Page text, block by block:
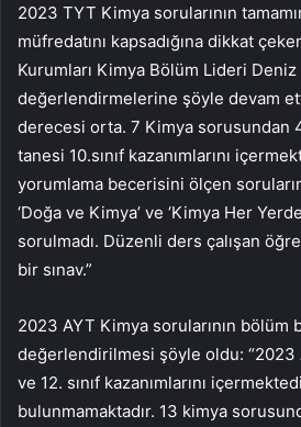
2023 TYT Kimya sorularının
müfredatını kapsadığına dikkat
Kurumları Kimya Bölüm Lideri Deniz
değerlendirmelerine şöyle devam
derecesi orta. 7 Kimya sorusundan
tanesi 10.sınıf kazanımlarını
yorumlama becerisini ölçen
‘Doğa ve Kimya’ ve ‘Kimya Her
sorulmadı. Düzenli ders çalışan
bir sınav.”
2023 AYT Kimya sorularının bölüm
değerlendirilmesi şöyle oldu: “2023
ve 12. sınıf kazanımlarını
bulunmamaktadır. 13 kimya